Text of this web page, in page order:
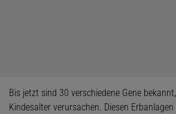
Bis jetzt sind 30 verschiedene Gene
Kindesalter verursachen. Diesen